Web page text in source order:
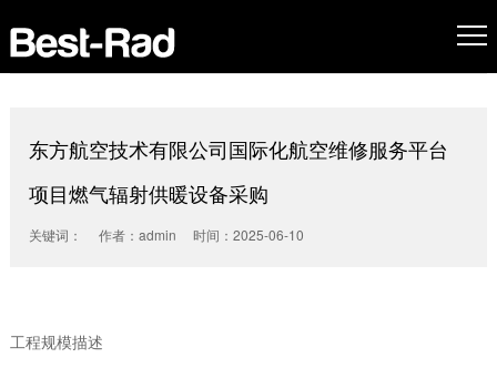
东方航空技术有限公司国际化航空维修服务平台
项目燃气辐射供暖设备采购
关键词： 作者：admin 时间：2025-06-10
工程规模描述